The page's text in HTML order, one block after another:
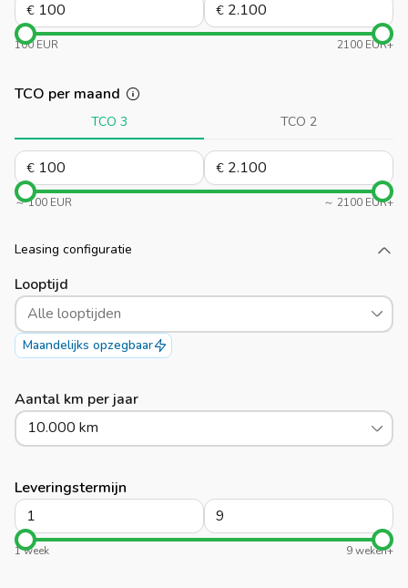
€ €
100 EUR 2100 EUR+
TCO per maand
TCO 3 TCO 2
€ €
～ 100 EUR ～ 2100 EUR+
Leasing configuratie
Looptijd
Alle looptijden
Maandelijks opzegbaar
Aantal km per jaar
10.000 km
Leveringstermijn
1 week 9 weken+